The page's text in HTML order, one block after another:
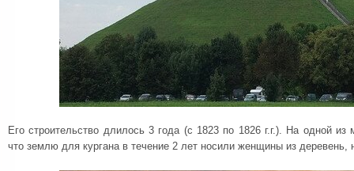
Его строительство длилось 3 года (с 1823 по 1826 г.г.). На одной
что землю для кургана в течение 2 лет носили женщины из деревень,